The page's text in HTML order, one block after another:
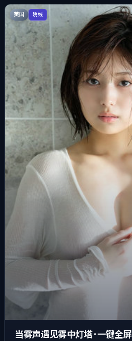
美国 院线
当雾声遇见雾中灯塔 · 一键全屏